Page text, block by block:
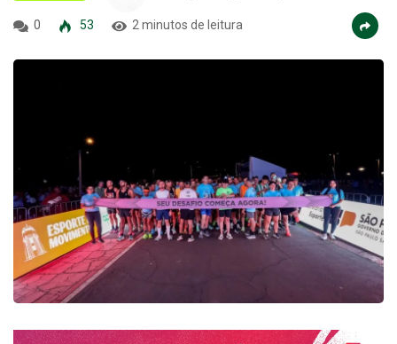
0 53 2 minutos de leitura